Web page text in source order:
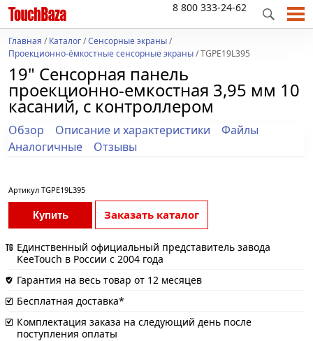
8 800 333-24-62
Главная /Каталог/Сенсорные экраны/
Проекционно-ёмкостные сенсорные экраны/ TGPE19L395
19" Сенсорная панель
проекционно-емкостная 3,95 мм 10
касаний, с контроллером
Обзор Описание и характеристики
Файлы
Аналогичные
Отзывы
Артикул TGPE19L395
Купить Заказать каталог
Единственный официальный представитель завода
KeeTouch в России с 2004 года
Гарантия на весь товар от 12 месяцев
Бесплатная доставка*
Комплектация заказа на следующий день после
поступления оплаты